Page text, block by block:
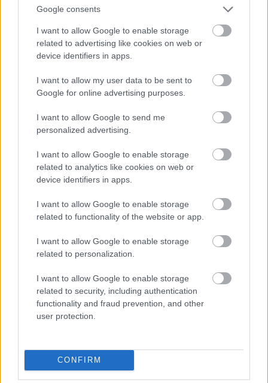
Google consents
I want to allow Google to enable storage
related to advertising like cookies on web or
device identifiers in apps.
I want to allow my user data to be sent to
Google for online advertising purposes.
I want to allow Google to send me
personalized advertising.
I want to allow Google to enable storage
related to analytics like cookies on web or
device identifiers in apps.
I want to allow Google to enable storage
related to functionality of the website or app.
I want to allow Google to enable storage
related to personalization.
I want to allow Google to enable storage
related to security, including authentication
functionality and fraud prevention, and other
user protection.
CONFIRM
την ψηφιακή τους περσόνα αλλά και την εμπορική
τους αξία. Η οικονομία των δημιουργών βασίζεται
στην εμπιστοσύνη, αλλά και στην προσδοκία μιας
Παράλληλα, όμως, αρκετοί χρήστες
υπερασπίστηκαν τη streamer. Τόνισαν ότι φάνηκε
ψύχραιμη και συνέχισε κανονικά τη μετάδοση, ενώ
εξίσου —αν όχι περισσότερο— ελκυστική.
«Όμορφη χωρίς φίλτρο», έγραψαν χαρακτηριστικά